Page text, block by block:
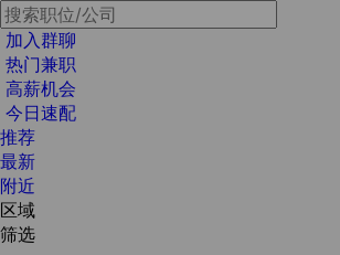
加入群聊
热门兼职
高薪机会
今日速配
推荐
最新
附近
区域
筛选